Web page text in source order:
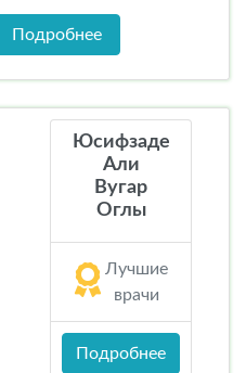
Подробнее
Юсифзаде
Али
Вугар
Оглы
Лучшие
врачи
Подробнее